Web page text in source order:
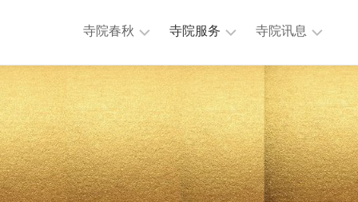
寺院春秋
主
持
历
史
沿
寺院服务
活
动
公
益
慈
寺院讯息
本
寺
讯
息
专
题
讯